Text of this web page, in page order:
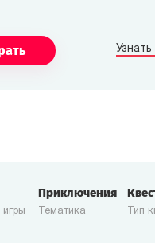
игры Тематика
Приключения
Тип